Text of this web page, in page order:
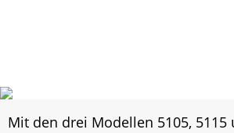
Mit den drei Modellen 5105, 5115